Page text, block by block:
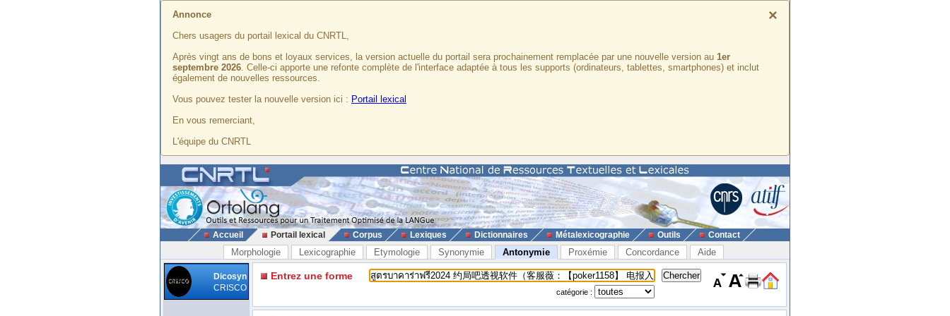
×
Annonce
Chers usagers du portail lexical du CNRTL,
Après vingt ans de bons et loyaux services, la version actuelle du portail sera prochainement remplacée par une nouvelle version au 1er
septembre 2026. Celle-ci apporte une refonte complète de l'interface adaptée à tous les supports (ordinateurs, tablettes, smartphones) et inclut
également de nouvelles ressources.
Vous pouvez tester la nouvelle version ici : Portail lexical
En vous remerciant,
L'équipe du CNRTL
Accueil Portail lexical Corpus Lexiques Dictionnaires Métalexicographie Outils Contact
Morphologie Lexicographie Etymologie Synonymie Antonymie Proxémie Concordance Aide
Dicosyn
CRISCO
Entrez une forme
catégorie :